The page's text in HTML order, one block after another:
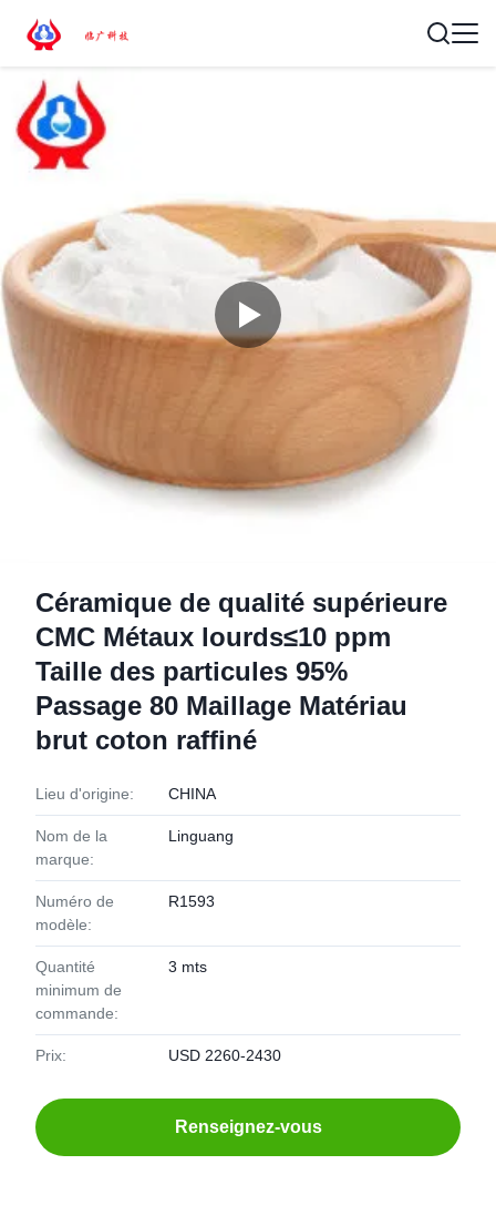
Céramique de qualité supérieure
CMC Métaux lourds≤10 ppm
Taille des particules 95%
Passage 80 Maillage Matériau
brut coton raffiné
Lieu d'origine: CHINA
Nom de la
marque:
Linguang
Numéro de
modèle:
R1593
Quantité
minimum de
commande:
3 mts
Prix: USD 2260-2430
Renseignez-vous